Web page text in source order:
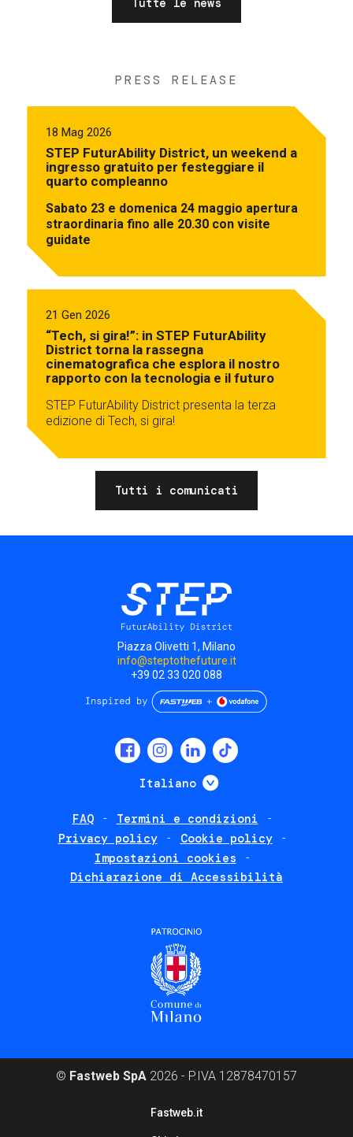
PRESS RELEASE
18 Mag 2026
STEP FuturAbility District, un weekend a
ingresso gratuito per festeggiare il
quarto compleanno
Sabato 23 e domenica 24 maggio apertura
straordinaria fino alle 20.30 con visite
guidate
21 Gen 2026
“Tech, si gira!”: in STEP FuturAbility
District torna la rassegna
cinematografica che esplora il nostro
rapporto con la tecnologia e il futuro
STEP FuturAbility District presenta la terza
edizione di Tech, si gira!
Tutti i comunicati
Piazza Olivetti 1, Milano
info@steptothefuture.it
+39 02 33 020 088
Italiano Mostra ulteriori
FAQ
Termini e condizioni
Privacy policy
Cookie policy
Impostazioni cookies
Dichiarazione di Accessibilità
© Fastweb SpA 2026 - P.IVA 12878470157
Fastweb.it